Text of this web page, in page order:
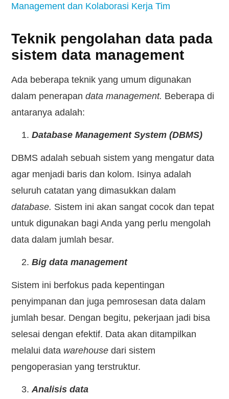
Management dan Kolaborasi Kerja Tim
Teknik pengolahan data pada
sistem data management
Ada beberapa teknik yang umum digunakan
dalam penerapandata management. Beberapa di
antaranya adalah:
Database Management System (DBMS)
DBMS adalah sebuah sistem yang mengatur data
agar menjadi baris dan kolom. Isinya adalah
seluruh catatan yang dimasukkan dalam
database. Sistem ini akan sangat cocok dan tepat
untuk digunakan bagi Anda yang perlu mengolah
data dalam jumlah besar.
Big data management
Sistem ini berfokus pada kepentingan
penyimpanan dan juga pemrosesan data dalam
jumlah besar. Dengan begitu, pekerjaan jadi bisa
selesai dengan efektif. Data akan ditampilkan
melalui data warehouse dari sistem
pengoperasian yang terstruktur.
Analisis data